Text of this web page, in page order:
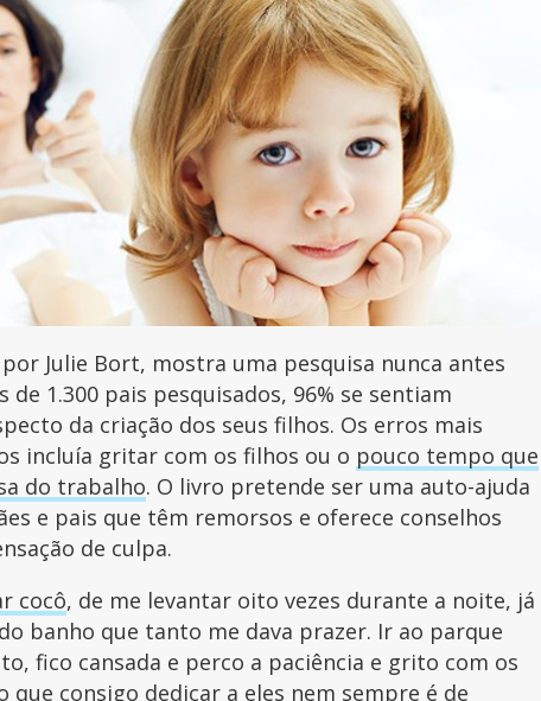
Julie Bort, mostra uma pesquisa nunca antes
de 1.300 pais pesquisados, 96% se sentiam
da criação dos seus filhos. Os erros mais
incluía gritar com os filhos ou o pouco tempo que
do trabalho. O livro pretende ser uma auto-ajuda
e pais que têm remorsos e oferece conselhos
de culpa.
cocô, de me levantar oito vezes durante a noite, já
banho que tanto me dava prazer. Ir ao parque
fico cansada e perco a paciência e grito com os
que consigo dedicar a eles nem sempre é de